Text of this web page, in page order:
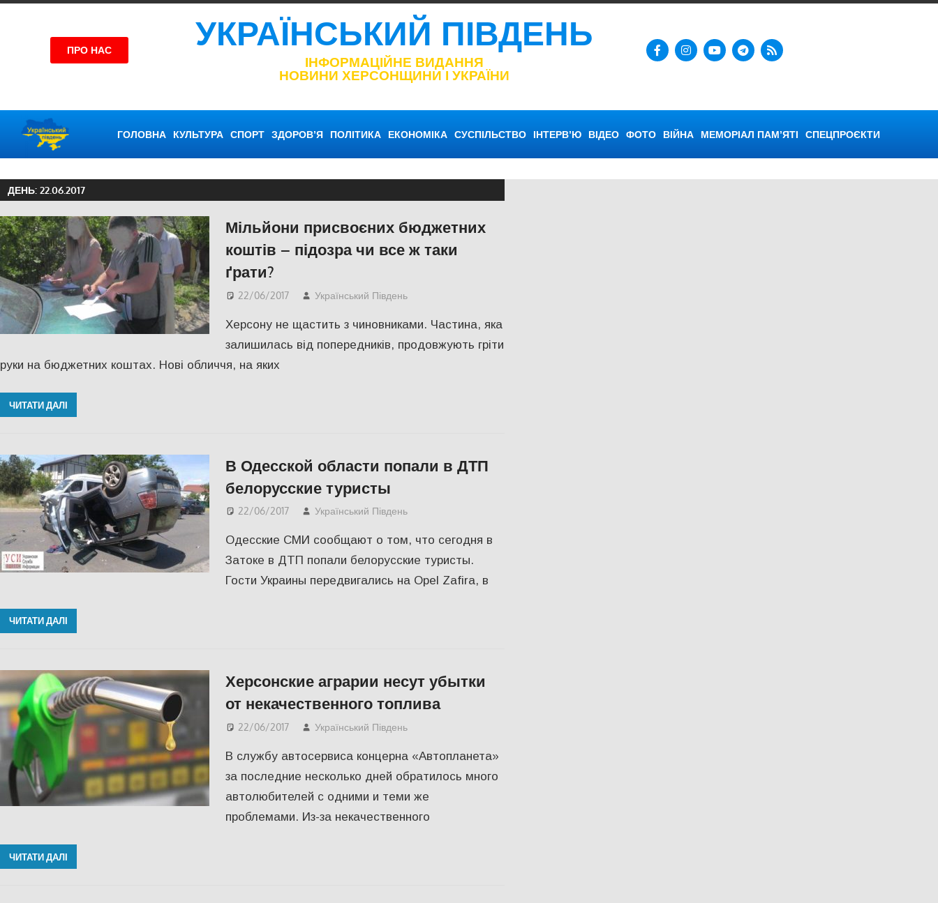
ПРО НАС УКРАЇНСЬКИЙ ПІВДЕНЬ
ІНФОРМАЦІЙНЕ ВИДАННЯ
НОВИНИ ХЕРСОНЩИНИ І УКРАЇНИ
ГОЛОВНА КУЛЬТУРА СПОРТ ЗДОРОВ’Я ПОЛІТИКА ЕКОНОМІКА СУСПІЛЬСТВО ІНТЕРВ’Ю ВІДЕО ФОТО ВІЙНА МЕМОРІАЛ ПАМ’ЯТІ СПЕЦПРОЄКТИ
ДЕНЬ:22.06.2017
Мільйони присвоєних бюджетних
коштів – підозра чи все ж таки
ґрати?
22/06/2017 Український Південь
Херсону не щастить з чиновниками. Частина, яка
залишилась від попередників, продовжують гріти
руки на бюджетних коштах. Нові обличчя, на яких
ЧИТАТИ ДАЛІ
В Одесской области попали в ДТП
белорусские туристы
22/06/2017 Український Південь
Одесские СМИ сообщают о том, что сегодня в
Затоке в ДТП попали белорусские туристы.
Гости Украины передвигались на Opel Zafira, в
ЧИТАТИ ДАЛІ
Херсонские аграрии несут убытки
от некачественного топлива
22/06/2017 Український Південь
В службу автосервиса концерна «Автопланета»
за последние несколько дней обратилось много
автолюбителей с одними и теми же
проблемами. Из-за некачественного
ЧИТАТИ ДАЛІ